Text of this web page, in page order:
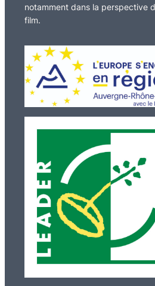
notamment dans la perspective
film.